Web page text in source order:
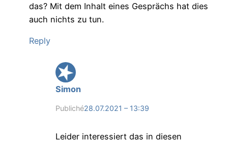
das? Mit dem Inhalt eines Gesprächs hat dies
auch nichts zu tun.
Reply
Simon
Publiché28.07.2021 – 13:39
Leider interessiert das in diesen